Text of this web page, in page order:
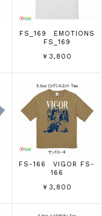
FS_169 EMOTIONS
FS_169
￥3,800
FS-166 VIGOR FS-
166
￥3,800